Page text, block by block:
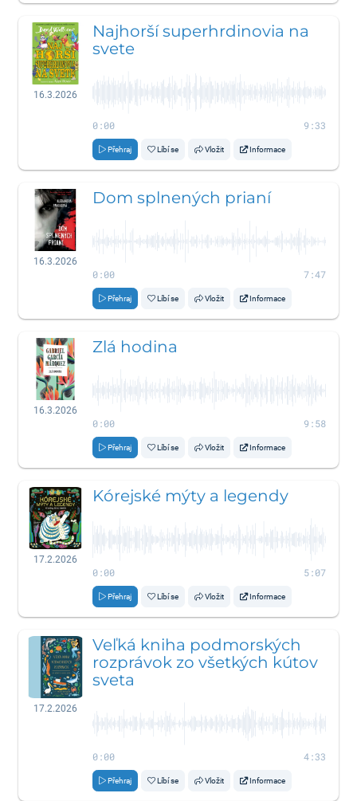
16.3.2026
Najhorší superhrdinovia na
svete
0:00 9:33
Přehraj Líbí se Vložit Informace
16.3.2026
Dom splnených prianí
0:00 7:47
Přehraj Líbí se Vložit Informace
16.3.2026
Zlá hodina
0:00 9:58
Přehraj Líbí se Vložit Informace
17.2.2026
Kórejské mýty a legendy
0:00 5:07
Přehraj Líbí se Vložit Informace
17.2.2026
Veľká kniha podmorských
rozprávok zo všetkých kútov
sveta
0:00 4:33
Přehraj Líbí se Vložit Informace